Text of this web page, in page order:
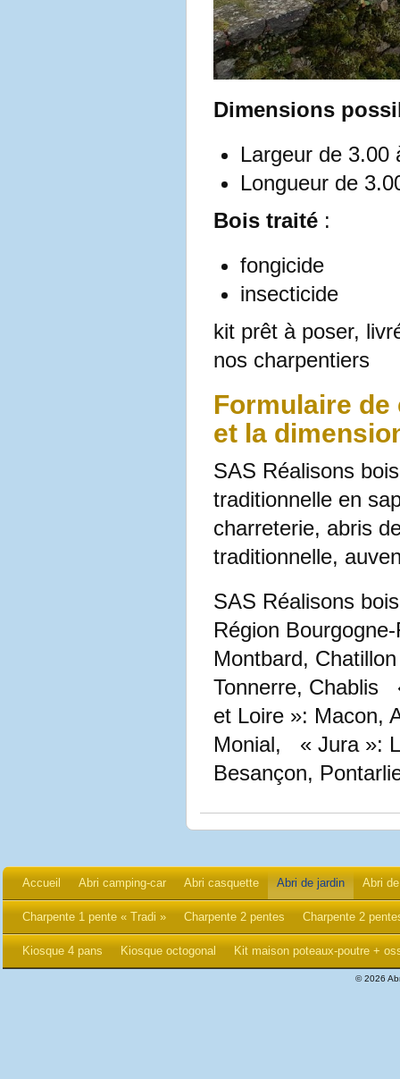
Dimensions
Largeur de 3.00
Longueur de
Bois traité:
fongicide
insecticide
kit prêt à poser,
nos charpentiers
Formulaire de
et la
SAS Réalisons
traditionnelle en
charreterie, abris
traditionnelle,
SAS Réalisons
Région
Montbard,
Tonnerre, Chablis
et Loire »: Macon,
Monial, « Jura »:
Besançon,
Accueil Abri camping-car Abri casquette Abri de jardin Abri
Charpente 1 pente « Tradi » Charpente 2 pentes Charpente 2
Kiosque 4 pans Kiosque octogonal Kit maison poteaux-poutre +
© 2026